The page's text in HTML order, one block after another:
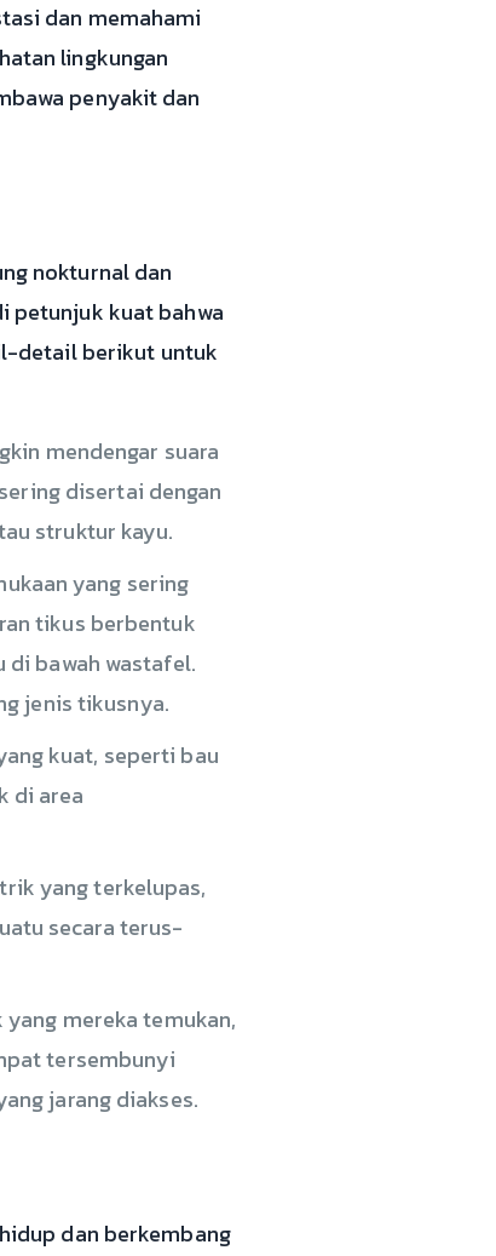
dan memahami
lingkungan
penyakit dan
nokturnal dan
petunjuk kuat bahwa
detail berikut untuk
mendengar suara
disertai dengan
struktur kayu.
yang sering
tikus berbentuk
di bawah wastafel.
jenis tikusnya.
kuat, seperti bau
di area
yang terkelupas,
secara terus-
mereka temukan,
tersembunyi
jarang diakses.
dan berkembang